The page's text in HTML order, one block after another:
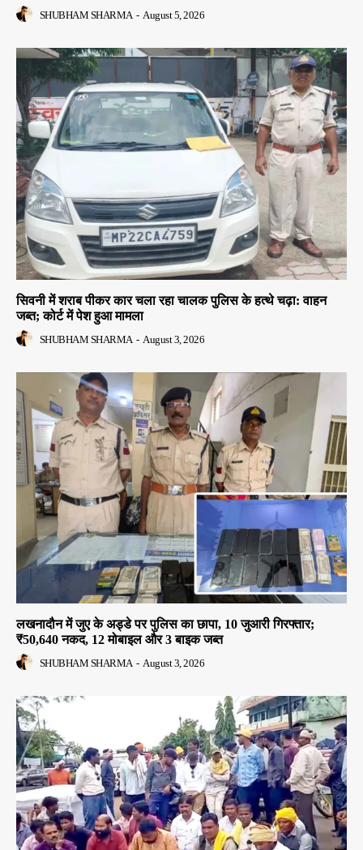
SHUBHAM SHARMA - August 5, 2026
सिवनी में शराब पीकर कार चला रहा चालक पुलिस के हत्थे चढ़ा: वाहन
जब्त; कोर्ट में पेश हुआ मामला
SHUBHAM SHARMA - August 3, 2026
लखनादौन में जुए के अड्डे पर पुलिस का छापा, 10 जुआरी गिरफ्तार;
₹50,640 नकद, 12 मोबाइल और 3 बाइक जब्त
SHUBHAM SHARMA - August 3, 2026